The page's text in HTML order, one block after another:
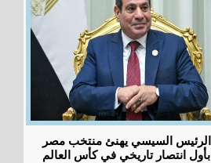
الرئيس السيسي يهنئ منتخب مصر
بأول انتصار تاريخي في كأس العالم